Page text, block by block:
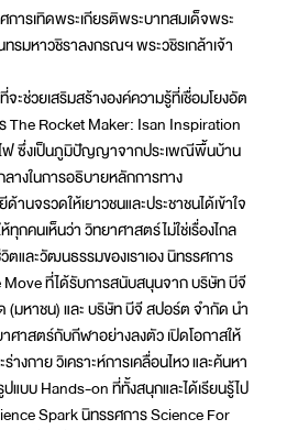
การเทิดพระเกียรติพระบาทสมเด็จพระ
รมหาวชิราลงกรณฯ พระวชิรเกล้าเจ้า
ะช่วยเสริมสร้างองค์ความรู้ที่เชื่อมโยงอัต
Rocket Maker: Isan Inspiration
ไฟ ซึ่งเป็นภูมิปัญญาจากประเพณีพื้นบ้าน
างในการอธิบายหลักการทาง
านจรวดให้เยาวชนและประชาชนได้เข้าใจ
กคนเห็นว่า วิทยาศาสตร์ไม่ใช่เรื่องไกล
ตและวัฒนธรรมของเราเอง นิทรรศการ
ที่ได้รับการสนับสนุนจาก บริษัท บีจี
(มหาชน) และ บริษัท บีจี สปอร์ต จำกัด นำ
ศาสตร์กับกีฬาอย่างลงตัว เปิดโอกาสให้
งกาย วิเคราะห์การเคลื่อนไหว และค้นหา
แบบ Hands-on ที่ทั้งสนุกและได้เรียนรู้ไป
Spark นิทรรศการ Science For